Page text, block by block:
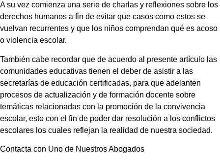
A su vez comienza una serie de charlas y reflexiones sobre los
derechos humanos a fin de evitar que casos como estos se
vuelvan recurrentes y que los niños comprendan qué es acoso
o violencia escolar.
También cabe recordar que de acuerdo al presente artículo las
comunidades educativas tienen el deber de asistir a las
secretarías de educación certificadas, para que adelanten
procesos de actualización y de formación docente sobre
temáticas relacionadas con la promoción de la convivencia
escolar, esto con el fin de poder dar resolución a los conflictos
escolares los cuales reflejan la realidad de nuestra sociedad.
Contacta con Uno de Nuestros Abogados